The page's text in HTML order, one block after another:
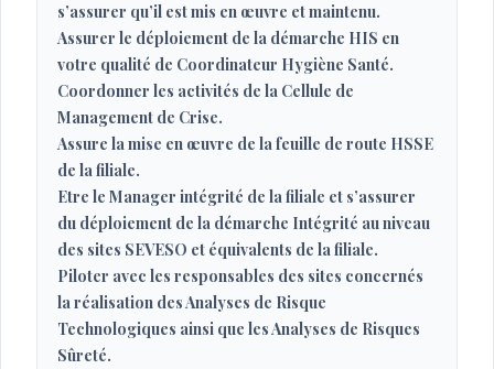
s’assurer qu’il est mis en œuvre et maintenu.
Assurer le déploiement de la démarche HIS en
votre qualité de Coordinateur Hygiène Santé.
Coordonner les activités de la Cellule de
Management de Crise.
Assure la mise en œuvre de la feuille de route HSSE
de la filiale.
Etre le Manager intégrité de la filiale et s’assurer
du déploiement de la démarche Intégrité au niveau
des sites SEVESO et équivalents de la filiale.
Piloter avec les responsables des sites concernés
la réalisation des Analyses de Risque
Technologiques ainsi que les Analyses de Risques
Sûreté.